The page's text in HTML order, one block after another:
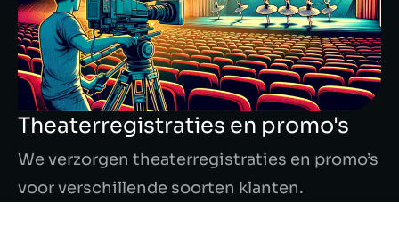
Theaterregistraties en promo's
We verzorgen theaterregistraties en promo’s
voor verschillende soorten klanten.